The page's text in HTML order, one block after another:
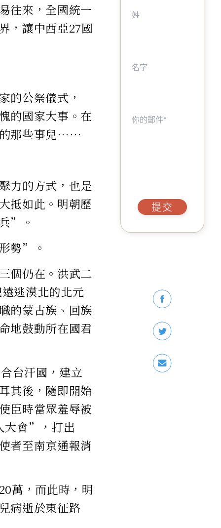
往來，全國統一
，讓中西亞27國
公祭儀式，
的國家大事。在
那些事兒……
力的方式，也是
抵如此。明朝歷
”。
勢”。
個仍在。洪武二
逃漠北的北元
的蒙古族、回族
地鼓動所在國君
台汗國，建立
其後，隨即開始
臣時當眾羞辱被
大會”，打出
者至南京通報消
萬，而此時，明
病逝於東征路
提交